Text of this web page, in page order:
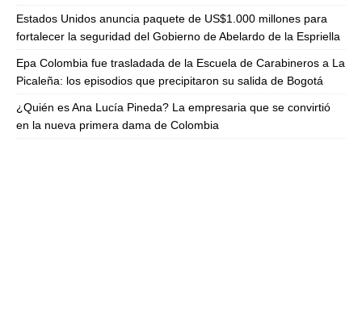
Estados Unidos anuncia paquete de US$1.000 millones para
fortalecer la seguridad del Gobierno de Abelardo de la Espriella
Epa Colombia fue trasladada de la Escuela de Carabineros a La
Picaleña: los episodios que precipitaron su salida de Bogotá
¿Quién es Ana Lucía Pineda? La empresaria que se convirtió
en la nueva primera dama de Colombia